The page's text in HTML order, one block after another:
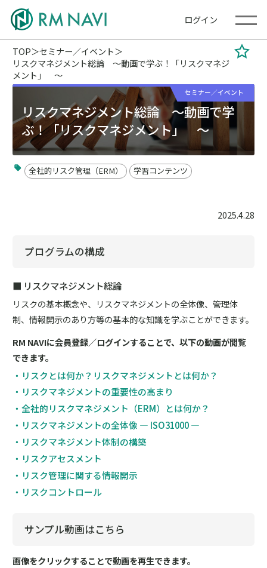
ログイン
TOP
セミナー／イベント
リスクマネジメント総論 ～動画で学ぶ！「リスクマネジ
メント」 ～
セミナー／イベント
リスクマネジメント総論 ～動画で学
ぶ！「リスクマネジメント」 ～
全社的リスク管理（ERM） 学習コンテンツ
2025.4.28
プログラムの構成
■ リスクマネジメント総論
リスクの基本概念や、リスクマネジメントの全体像、管理体
制、情報開示のあり方等の基本的な知識を学ぶことができます。
RM NAVIに会員登録／ログインすることで、以下の動画が閲覧
できます。
・リスクとは何か？リスクマネジメントとは何か？
・リスクマネジメントの重要性の高まり
・全社的リスクマネジメント（ERM）とは何か？
・リスクマネジメントの全体像 ― ISO31000 ―
・リスクマネジメント体制の構築
・リスクアセスメント
・リスク管理に関する情報開示
・リスクコントロール
サンプル動画はこちら
画像をクリックすることで動画を再生できます。